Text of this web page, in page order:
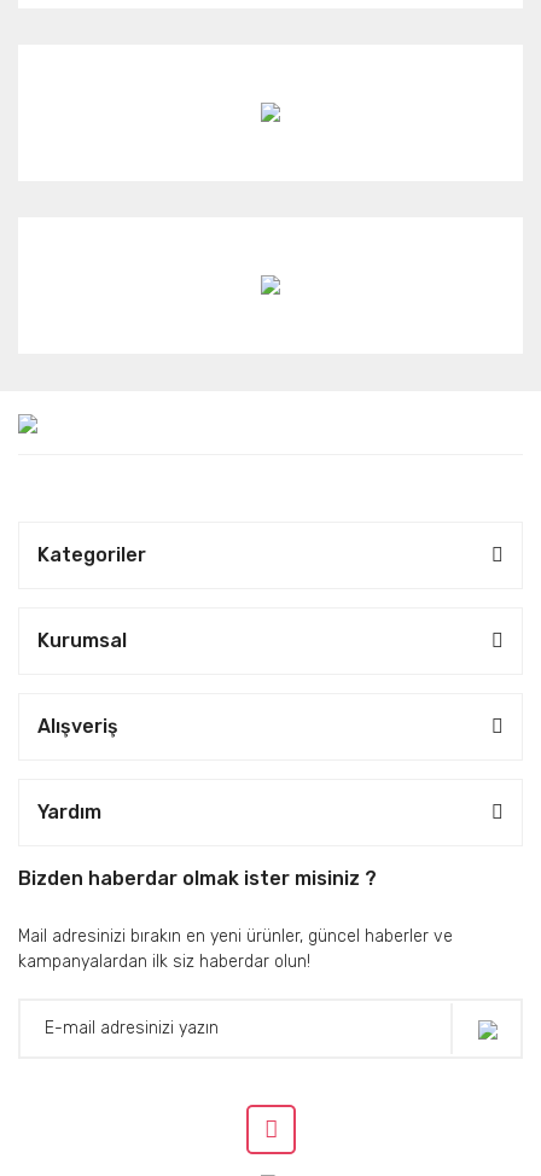
Kategoriler
Kurumsal
Alışveriş
Yardım
Bizden haberdar olmak ister misiniz ?
Mail adresinizi bırakın en yeni ürünler, güncel haberler ve
kampanyalardan ilk siz haberdar olun!